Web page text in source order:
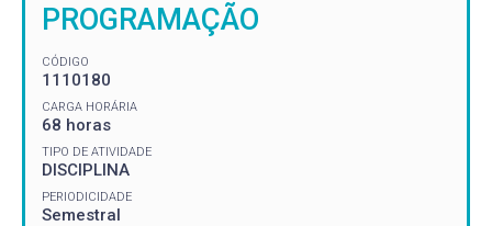
PROGRAMAÇÃO
CÓDIGO
1110180
CARGA HORÁRIA
68 horas
TIPO DE ATIVIDADE
DISCIPLINA
PERIODICIDADE
Semestral